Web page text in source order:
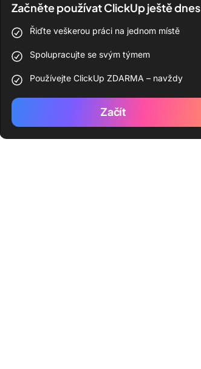
Začněte používat ClickUp ještě dnes
Řiďte veškerou práci na jednom místě
Spolupracujte se svým týmem
Používejte ClickUp ZDARMA – navždy
Začít